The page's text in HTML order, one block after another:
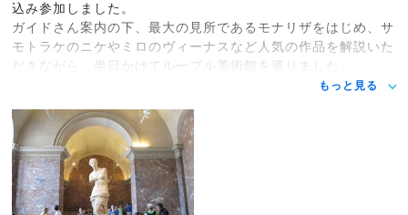
込み参加しました。
ガイドさん案内の下、最大の見所であるモナリザをはじめ、サ
モトラケのニケやミロのヴィーナスなど人気の作品を解説いた
だきながら、半日かけてルーブル美術館を巡りました。
もっと見る